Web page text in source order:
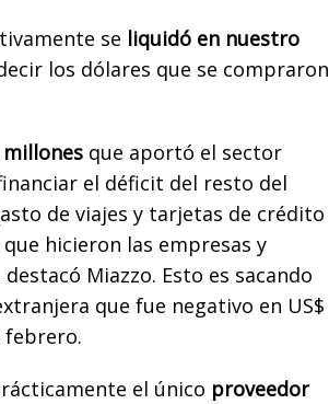
se liquidó en nuestro
los dólares que se compraron
millones que aportó el sector
el déficit del resto del
de viajes y tarjetas de crédito
hicieron las empresas y
Miazzo. Esto es sacando
que fue negativo en US$
febrero.
el único proveedor